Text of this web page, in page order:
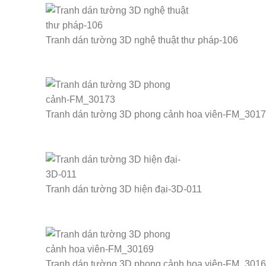
Tranh dán tường 3D nghệ thuật thư pháp-106
Tranh dán tường 3D phong cảnh hoa viên-
Tranh dán tường 3D hiện đại-3D-011
Tranh dán tường 3D phong cảnh hoa viên-